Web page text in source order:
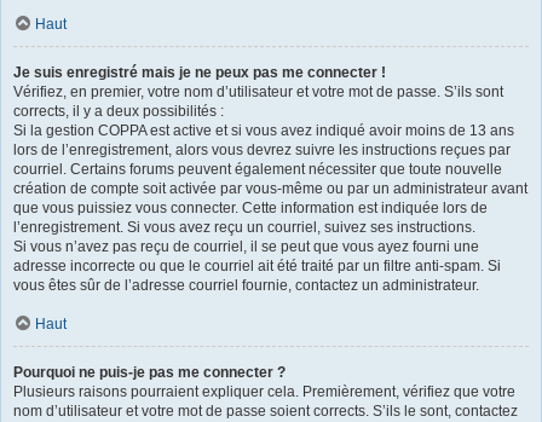
Haut
Je suis enregistré mais je ne peux pas me connecter !
Vérifiez, en premier, votre nom d’utilisateur et votre mot de passe. S’ils sont
corrects, il y a deux possibilités :
Si la gestion COPPA est active et si vous avez indiqué avoir moins de 13 ans
lors de l’enregistrement, alors vous devrez suivre les instructions reçues par
courriel. Certains forums peuvent également nécessiter que toute nouvelle
création de compte soit activée par vous-même ou par un administrateur avant
que vous puissiez vous connecter. Cette information est indiquée lors de
l’enregistrement. Si vous avez reçu un courriel, suivez ses instructions.
Si vous n’avez pas reçu de courriel, il se peut que vous ayez fourni une
adresse incorrecte ou que le courriel ait été traité par un filtre anti-spam. Si
vous êtes sûr de l’adresse courriel fournie, contactez un administrateur.
Haut
Pourquoi ne puis-je pas me connecter ?
Plusieurs raisons pourraient expliquer cela. Premièrement, vérifiez que votre
nom d’utilisateur et votre mot de passe soient corrects. S’ils le sont, contactez